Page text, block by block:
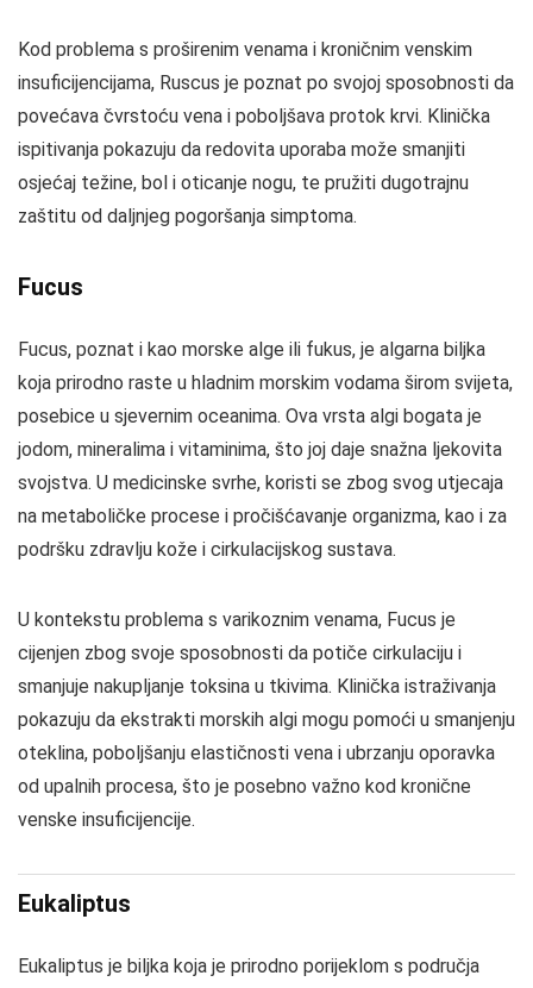
Kod problema s proširenim venama i kroničnim venskim
insuficijencijama, Ruscus je poznat po svojoj sposobnosti da
povećava čvrstoću vena i poboljšava protok krvi. Klinička
ispitivanja pokazuju da redovita uporaba može smanjiti
osjećaj težine, bol i oticanje nogu, te pružiti dugotrajnu
zaštitu od daljnjeg pogoršanja simptoma.
Fucus
Fucus, poznat i kao morske alge ili fukus, je algarna biljka
koja prirodno raste u hladnim morskim vodama širom svijeta,
posebice u sjevernim oceanima. Ova vrsta algi bogata je
jodom, mineralima i vitaminima, što joj daje snažna ljekovita
svojstva. U medicinske svrhe, koristi se zbog svog utjecaja
na metaboličke procese i pročišćavanje organizma, kao i za
podršku zdravlju kože i cirkulacijskog sustava.
U kontekstu problema s varikoznim venama, Fucus je
cijenjen zbog svoje sposobnosti da potiče cirkulaciju i
smanjuje nakupljanje toksina u tkivima. Klinička istraživanja
pokazuju da ekstrakti morskih algi mogu pomoći u smanjenju
oteklina, poboljšanju elastičnosti vena i ubrzanju oporavka
od upalnih procesa, što je posebno važno kod kronične
venske insuficijencije.
Eukaliptus
Eukaliptus je biljka koja je prirodno porijeklom s područja